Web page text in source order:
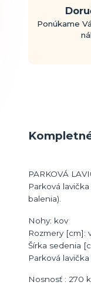
Ponúkame
PARKOVÁ
Parková
balenia).
Nohy: kov
Rozmery [cm]:
Šírka sedenia
Parková
Nosnosť : 270